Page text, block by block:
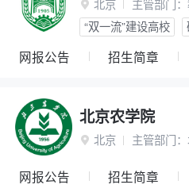
 北京 主管部门：
“双一流”建设高校
网报公告 招生简章
北京农学院
 北京 主管部门：
网报公告 招生简章